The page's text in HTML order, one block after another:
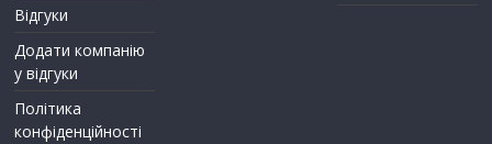
Відгуки
Додати компанію
у відгуки
Політика
конфіденційності